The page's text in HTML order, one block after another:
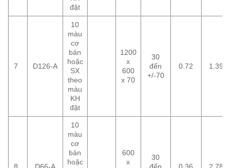
đặt
7 D126-A
10
màu
cơ
bản
hoặc
SX
theo
màu
KH
đặt
1200
x
600
x 70
30
đến
+/-70
0.72 1.39
10
màu
cơ
bản
hoặc
600
x
30